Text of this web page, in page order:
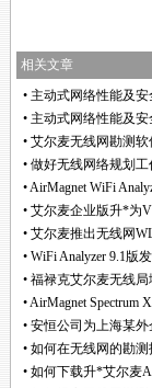
相关文章
• 主动式网络性能及
• 主动式网络性能及
• 艾尔麦无线网勘测软
• 做好无线网络规划
•AirMagnet WiFi
• 艾尔麦企业版升*为
• 艾尔麦推出无线网
• WiFi Analyzer 9.1版
• 福禄克艾尔麦无线局
•AirMagnet Spectrum
• 安恒公司为上海某
• 如何在无线网的勘
• 如何下载升*艾尔麦